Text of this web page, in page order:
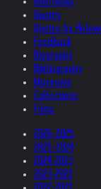
Quotes
Quotes by
Feedback
Biography
Bibliography
Museums
Collections
Films
2026-2025
2025-2024
2024-2023
2023-2022